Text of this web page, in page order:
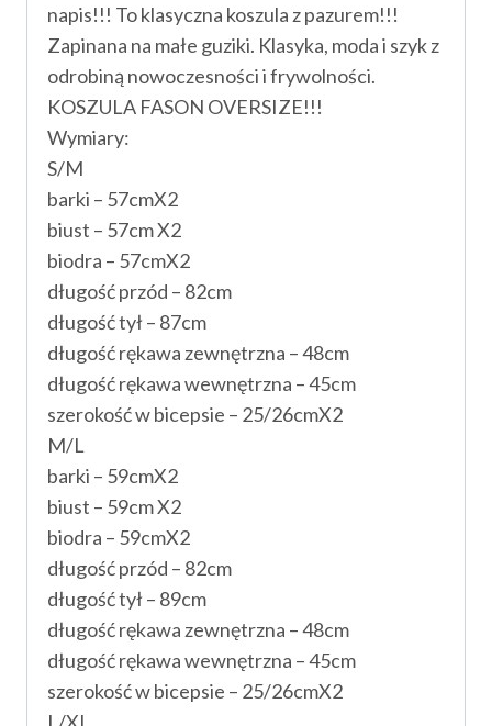
napis!!! To klasyczna koszula z pazurem!!!
Zapinana na małe guziki. Klasyka, moda i szyk z
odrobiną nowoczesności i frywolności.
KOSZULA FASON OVERSIZE!!!
Wymiary:
S/M
barki – 57cmX2
biust – 57cm X2
biodra – 57cmX2
długość przód – 82cm
długość tył – 87cm
długość rękawa zewnętrzna – 48cm
długość rękawa wewnętrzna – 45cm
szerokość w bicepsie – 25/26cmX2
M/L
barki – 59cmX2
biust – 59cm X2
biodra – 59cmX2
długość przód – 82cm
długość tył – 89cm
długość rękawa zewnętrzna – 48cm
długość rękawa wewnętrzna – 45cm
szerokość w bicepsie – 25/26cmX2
L/XL